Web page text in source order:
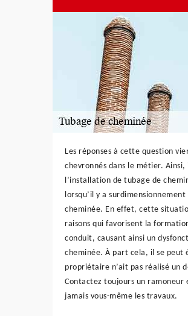
Les réponses à cette question
chevronnés dans le métier.
l’installation de tubage de
lorsqu’il y a
cheminée. En effet, cette
raisons qui favorisent la
conduit, causant ainsi un
cheminée. À part cela, il se peut
propriétaire n’ait pas réalisé un
Contactez toujours un ramoneur
jamais vous-même les travaux.